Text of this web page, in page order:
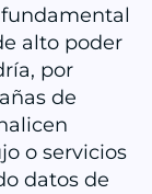
alto poder
por
de
o servicios
datos de